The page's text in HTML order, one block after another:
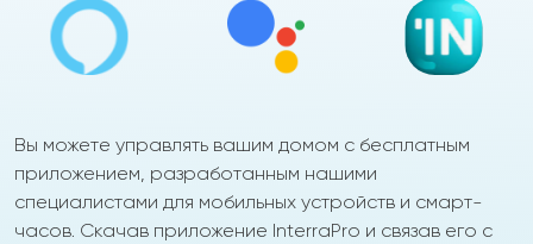
Вы можете управлять вашим домом с бесплатным
приложением, разработанным нашими
специалистами для мобильных устройств и смарт-
часов. Скачав приложение InterraPro и связав его с